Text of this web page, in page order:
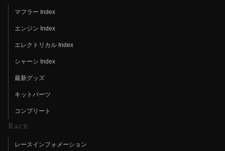
マフラー Index
エンジン Index
エレクトリカル Index
シャーシ Index
最新グッズ
キットパーツ
コンプリート
Race
レースインフォメーション